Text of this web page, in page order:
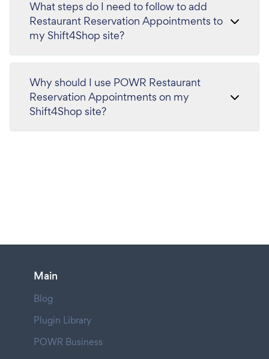
What steps do I need to follow to add
Restaurant Reservation Appointments to
my Shift4Shop site?
Why should I use POWR Restaurant
Reservation Appointments on my
Shift4Shop site?
Main
Blog
Plugin Library
POWR Business